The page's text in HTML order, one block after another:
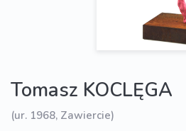
Tomasz KOCLĘGA
(ur. 1968, Zawiercie)